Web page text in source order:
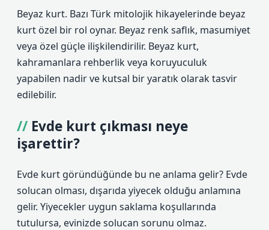
Beyaz kurt. Bazı Türk mitolojik hikayelerinde beyaz
kurt özel bir rol oynar. Beyaz renk saflık, masumiyet
veya özel güçle ilişkilendirilir. Beyaz kurt,
kahramanlara rehberlik veya koruyuculuk
yapabilen nadir ve kutsal bir yaratık olarak tasvir
edilebilir.
Evde kurt çıkması neye
işarettir?
Evde kurt göründüğünde bu ne anlama gelir? Evde
solucan olması, dışarıda yiyecek olduğu anlamına
gelir. Yiyecekler uygun saklama koşullarında
tutulursa, evinizde solucan sorunu olmaz.